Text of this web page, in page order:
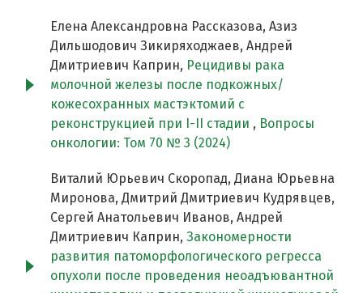
Елена Александровна Рассказова, Азиз
Дильшодович Зикиряходжаев, Андрей
Дмитриевич Каприн, Рецидивы рака
молочной железы после подкожных/
кожесохранных мастэктомий с
реконструкцией при I-II стадии , Вопросы
онкологии: Том 70 № 3 (2024)
Виталий Юрьевич Скоропад, Диана Юрьевна
Миронова, Дмитрий Дмитриевич Кудрявцев,
Сергей Анатольевич Иванов, Андрей
Дмитриевич Каприн, Закономерности
развития патоморфологического регресса
опухоли после проведения неоадъювантной